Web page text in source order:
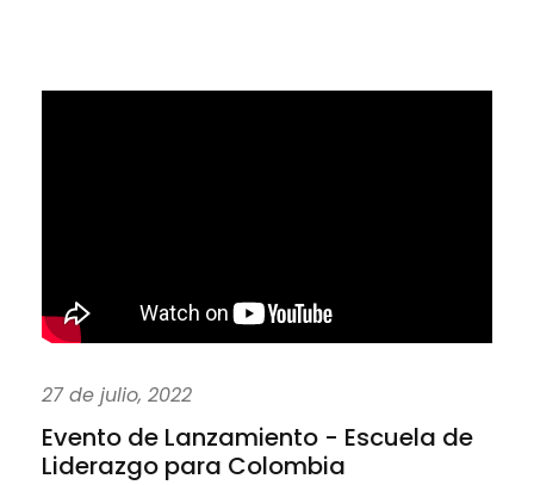
27 de julio, 2022
Evento de Lanzamiento - Escuela de
Liderazgo para Colombia